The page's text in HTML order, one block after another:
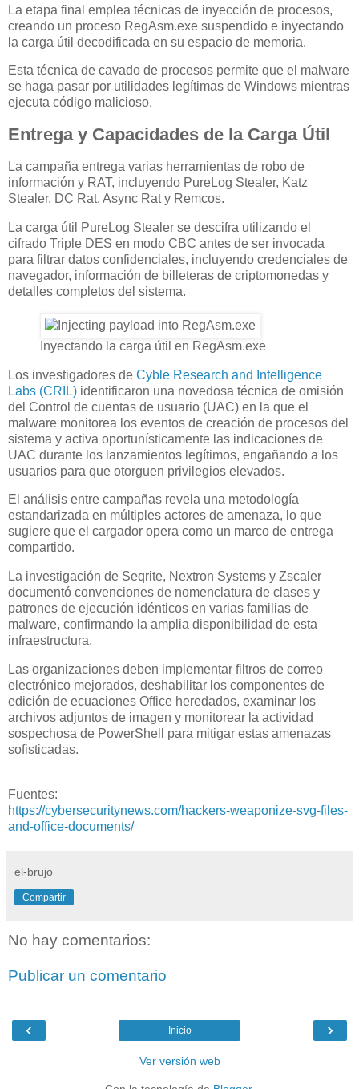
La etapa final emplea técnicas de inyección de procesos,
creando un proceso RegAsm.exe suspendido e inyectando
la carga útil decodificada en su espacio de memoria.
Esta técnica de cavado de procesos permite que el malware
se haga pasar por utilidades legítimas de Windows mientras
ejecuta código malicioso.
Entrega y Capacidades de la Carga Útil
La campaña entrega varias herramientas de robo de
información y RAT, incluyendo PureLog Stealer, Katz
Stealer, DC Rat, Async Rat y Remcos.
La carga útil PureLog Stealer se descifra utilizando el
cifrado Triple DES en modo CBC antes de ser invocada
para filtrar datos confidenciales, incluyendo credenciales de
navegador, información de billeteras de criptomonedas y
detalles completos del sistema.
Inyectando la carga útil en RegAsm.exe
Los investigadores de Cyble Research and Intelligence
Labs (CRIL) identificaron una novedosa técnica de omisión
del Control de cuentas de usuario (UAC) en la que el
malware monitorea los eventos de creación de procesos del
sistema y activa oportunísticamente las indicaciones de
UAC durante los lanzamientos legítimos, engañando a los
usuarios para que otorguen privilegios elevados.
El análisis entre campañas revela una metodología
estandarizada en múltiples actores de amenaza, lo que
sugiere que el cargador opera como un marco de entrega
compartido.
La investigación de Seqrite, Nextron Systems y Zscaler
documentó convenciones de nomenclatura de clases y
patrones de ejecución idénticos en varias familias de
malware, confirmando la amplia disponibilidad de esta
infraestructura.
Las organizaciones deben implementar filtros de correo
electrónico mejorados, deshabilitar los componentes de
edición de ecuaciones Office heredados, examinar los
archivos adjuntos de imagen y monitorear la actividad
sospechosa de PowerShell para mitigar estas amenazas
sofisticadas.
Fuentes:
https://cybersecuritynews.com/hackers-weaponize-svg-files-
and-office-documents/
el-brujo
Compartir
No hay comentarios:
Publicar un comentario
‹ ›
Inicio
Ver versión web